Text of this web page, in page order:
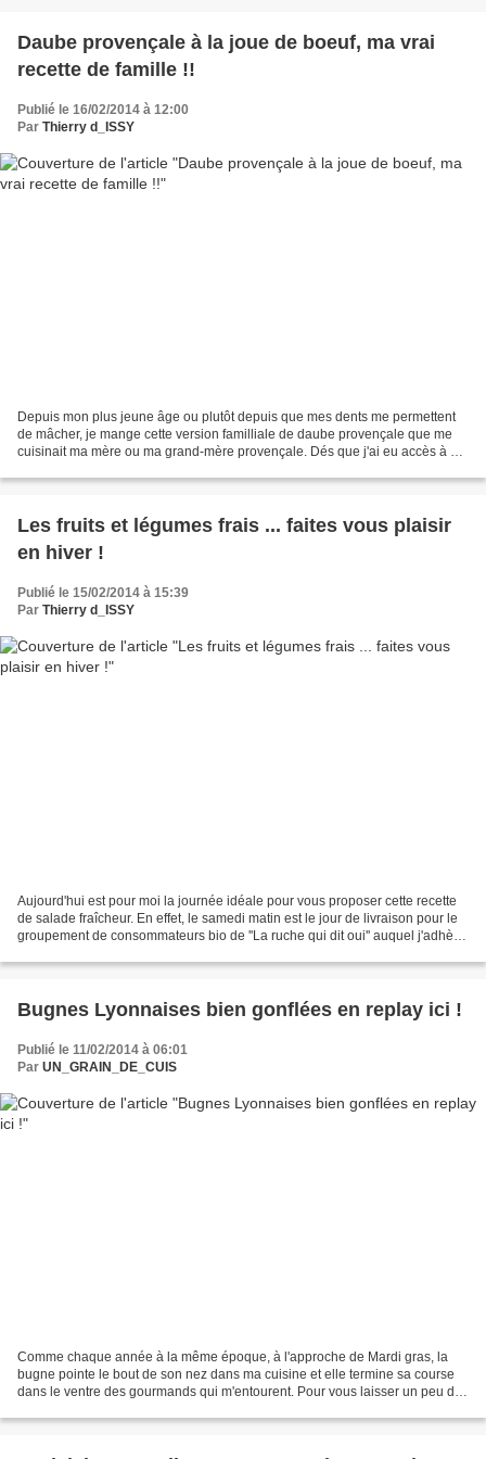
Daube provençale à la joue de boeuf, ma vrai
recette de famille !!
Publié le 16/02/2014 à 12:00
Par Thierry d_ISSY
Depuis mon plus jeune âge ou plutôt depuis que mes dents me permettent
de mâcher, je mange cette version familliale de daube provençale que me
cuisinait ma mère ou ma grand-mère provençale. Dés que j'ai eu accès à un
Les fruits et légumes frais ... faites vous plaisir
en hiver !
Publié le 15/02/2014 à 15:39
Par Thierry d_ISSY
Aujourd'hui est pour moi la journée idéale pour vous proposer cette recette
de salade fraîcheur. En effet, le samedi matin est le jour de livraison pour le
groupement de consommateurs bio de ''La ruche qui dit oui'' auquel j'adhère
Bugnes Lyonnaises bien gonflées en replay ici !
Publié le 11/02/2014 à 06:01
Par UN_GRAIN_DE_CUIS
Comme chaque année à la même époque, à l'approche de Mardi gras, la
bugne pointe le bout de son nez dans ma cuisine et elle termine sa course
dans le ventre des gourmands qui m'entourent. Pour vous laisser un peu de